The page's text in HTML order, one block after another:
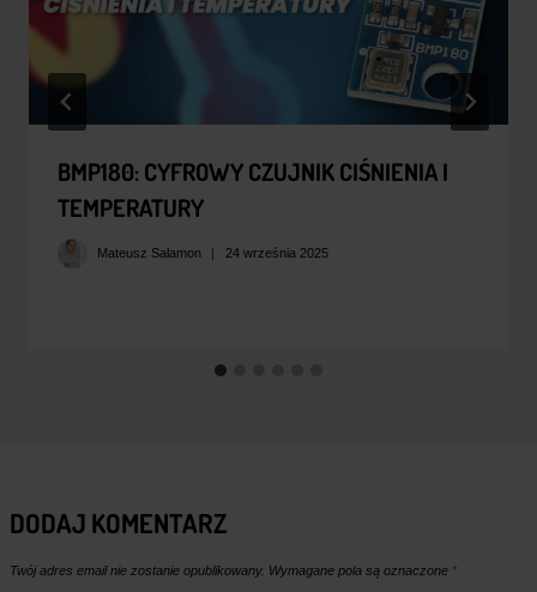
BMP180: CYFROWY CZUJNIK CIŚNIENIA I
TEMPERATURY
Mateusz Salamon 24 września 2025
DODAJ KOMENTARZ
Twój adres email nie zostanie opublikowany. Wymagane pola są oznaczone *